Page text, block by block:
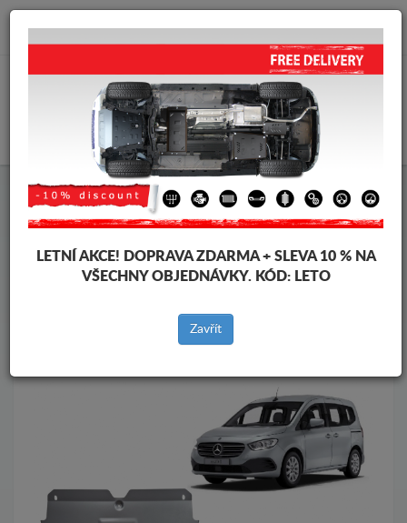
info@krytpodmotor.com
Kryt pod motor Mercedes
Kryt pod motor Mercedes T-Classe
Značky
Značky vozidel
Zpět na produkty
LETNÍ AKCE! DOPRAVA ZDARMA + SLEVA 10 % NA
VŠECHNY OBJEDNÁVKY. KÓD: LETO
Zavřít